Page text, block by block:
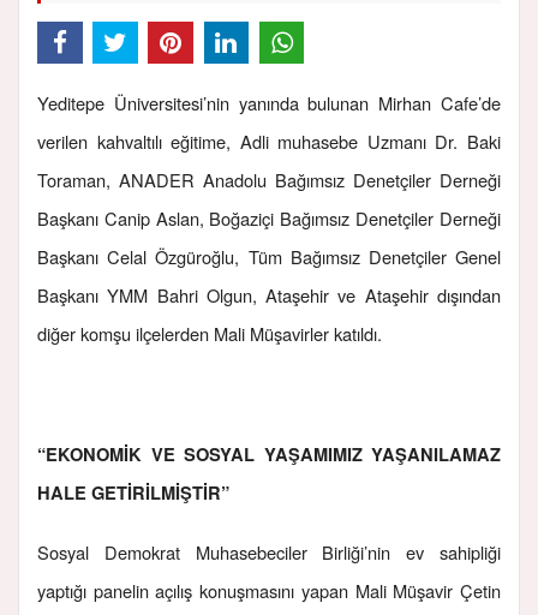
Yeditepe Üniversitesi’nin yanında bulunan Mirhan Cafe’de
verilen kahvaltılı eğitime, Adli muhasebe Uzmanı Dr. Baki
Toraman, ANADER Anadolu Bağımsız Denetçiler Derneği
Başkanı Canip Aslan, Boğaziçi Bağımsız Denetçiler Derneği
Başkanı Celal Özgüroğlu, Tüm Bağımsız Denetçiler Genel
Başkanı YMM Bahri Olgun, Ataşehir ve Ataşehir dışından
diğer komşu ilçelerden Mali Müşavirler katıldı.
“EKONOMİK VE SOSYAL YAŞAMIMIZ YAŞANILAMAZ
HALE GETİRİLMİŞTİR”
Sosyal Demokrat Muhasebeciler Birliği’nin ev sahipliği
yaptığı panelin açılış konuşmasını yapan Mali Müşavir Çetin